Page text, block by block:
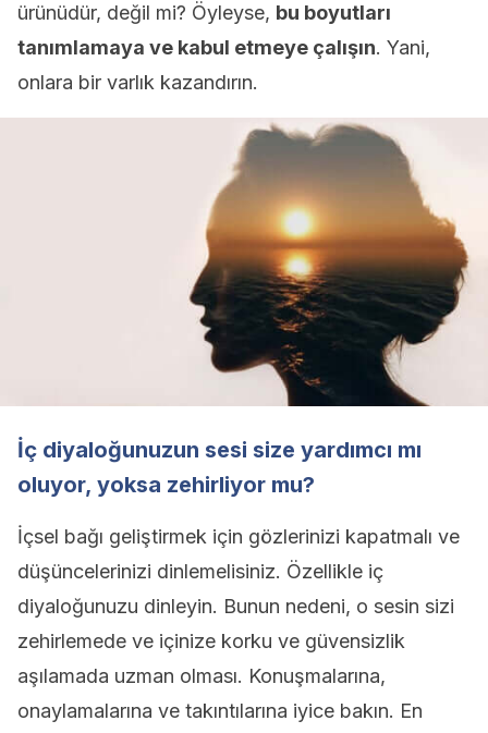
ürünüdür, değil mi? Öyleyse, bu boyutları
tanımlamaya ve kabul etmeye çalışın. Yani,
onlara bir varlık kazandırın.
İç diyaloğunuzun sesi size yardımcı mı
oluyor, yoksa zehirliyor mu?
İçsel bağı geliştirmek için gözlerinizi kapatmalı ve
düşüncelerinizi dinlemelisiniz. Özellikle iç
diyaloğunuzu dinleyin. Bunun nedeni, o sesin sizi
zehirlemede ve içinize korku ve güvensizlik
aşılamada uzman olması. Konuşmalarına,
onaylamalarına ve takıntılarına iyice bakın. En